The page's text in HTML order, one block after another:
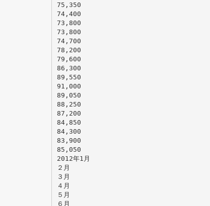
75,350
74,400
73,800
73,800
74,700
78,200
79,600
86,300
89,550
91,000
89,050
88,250
87,200
84,850
84,300
83,900
85,050
2012年1月
２月
３月
４月
５月
６月